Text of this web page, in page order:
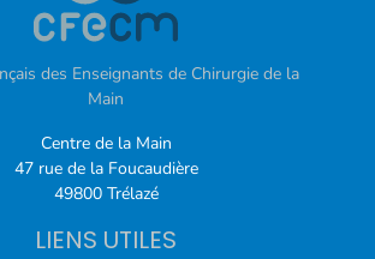
des Enseignants de Chirurgie de la
Main
Centre de la Main
47 rue de la Foucaudière
49800 Trélazé
LIENS UTILES